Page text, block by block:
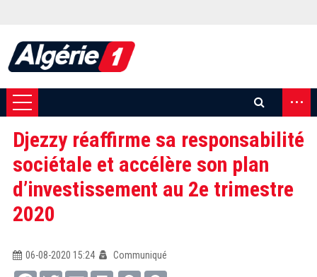
...
Djezzy réaffirme sa responsabilité
sociétale et accélère son plan
d’investissement au 2e trimestre
2020
06-08-2020 15:24
Communiqué